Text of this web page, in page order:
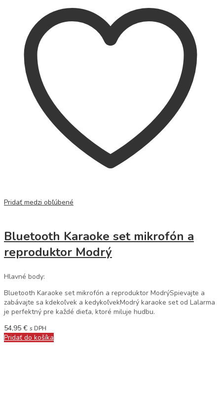
Pridať medzi obľúbené
Bluetooth Karaoke set mikrofón a
reproduktor Modrý
Hlavné body:
Bluetooth Karaoke set mikrofón a reproduktor ModrýSpievajte a
zabávajte sa kdekoľvek a kedykoľvekModrý karaoke set od Lalarma
je perfektný pre každé dieťa, ktoré miluje hudbu.
54,95 € s DPH
Pridať do košíka